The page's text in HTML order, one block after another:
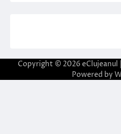
Copyright © 2026 eClujeanul
Powered by